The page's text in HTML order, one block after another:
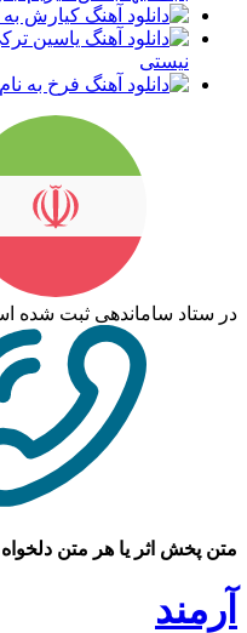
نیستی
در ستاد ساماندهی ثبت شده
متن پخش اثر یا هر متن دلخواه
آرمند